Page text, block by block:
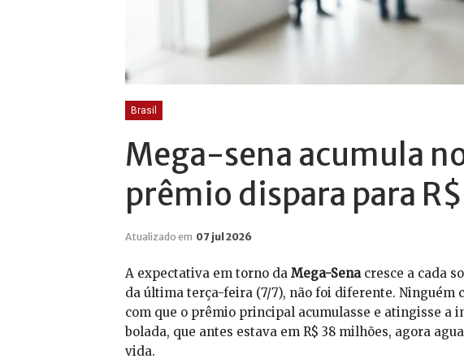
Brasil
Mega-sena acumula
prêmio dispara para
Atualizado em 07 jul 2026
A expectativa em torno da Mega-Senacresce a cada
da última terça-feira (7/7), não foi diferente. Ninguém
com que o prêmio principal acumulasse e atingisse a
bolada, que antes estava em R$ 38 milhões, agora
vida.